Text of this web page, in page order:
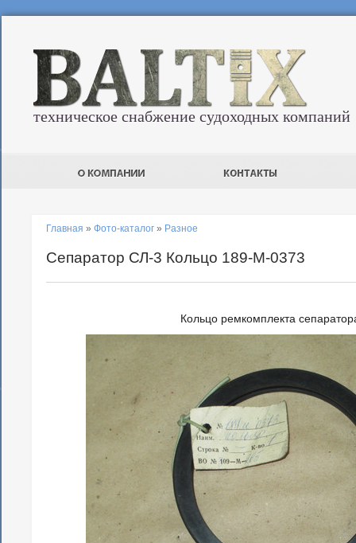
техническое снабжение судоходных компаний
Главная » Фото-каталог » Разное
Сепаратор СЛ-3 Кольцо 189-М-0373
Кольцо ремкомплекта